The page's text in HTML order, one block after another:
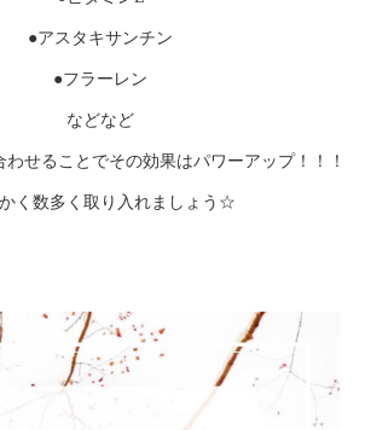
●アスタキサンチン
●フラーレン
などなど
せることでその効果はパワーアップ！！！
く数多く取り入れましょう☆